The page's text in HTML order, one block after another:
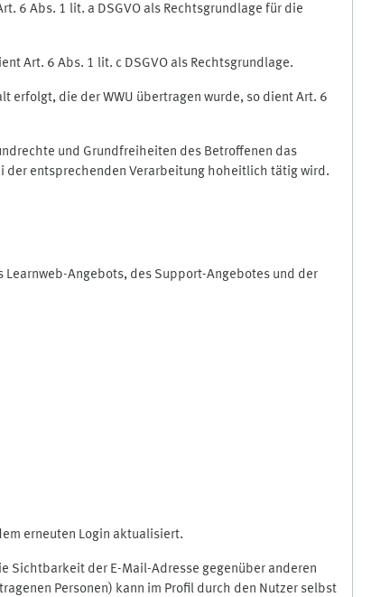
6 Abs. 1 lit. a DSGVO als Rechtsgrundlage für die
Art. 6 Abs. 1 lit. c DSGVO als Rechtsgrundlage.
erfolgt, die der WWU übertragen wurde, so dient Art. 6
und Grundfreiheiten des Betroffenen das
der entsprechenden Verarbeitung hoheitlich tätig wird.
Angebots, des Support-Angebotes und der
erneuten Login aktualisiert.
Sichtbarkeit der E-Mail-Adresse gegenüber anderen
Personen) kann im Profil durch den Nutzer selbst